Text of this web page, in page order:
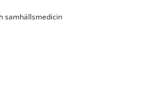
samhällsmedicin